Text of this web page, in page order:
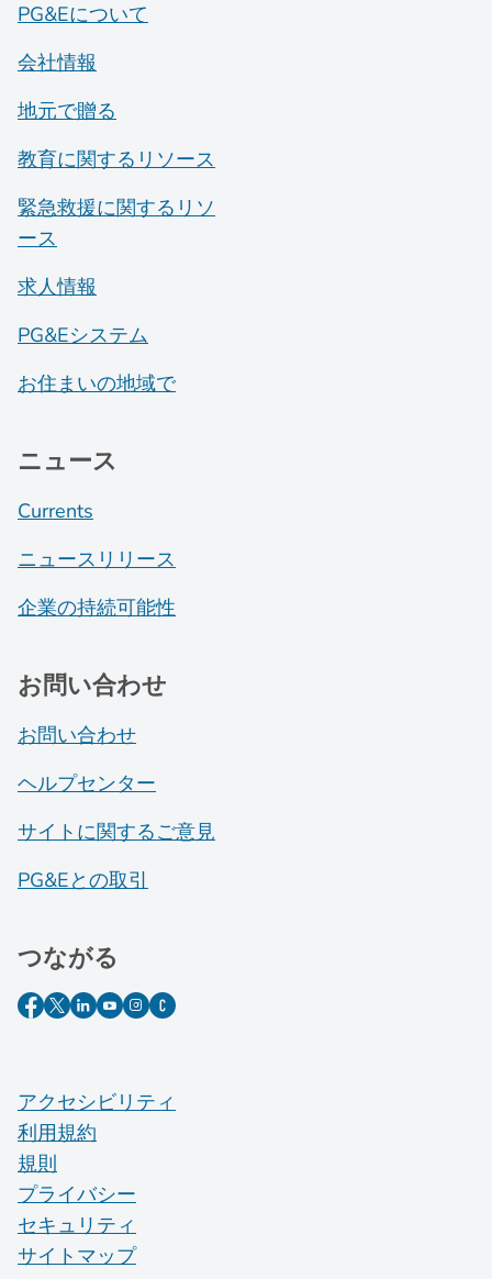
PG&Eについて
会社情報
地元で贈る
教育に関するリソース
緊急救援に関するリソ
ース
求人情報
PG&Eシステム
お住まいの地域で
ニュース
Currents
ニュースリリース
企業の持続可能性
お問い合わせ
お問い合わせ
ヘルプセンター
サイトに関するご意見
PG&Eとの取引
つながる
アクセシビリティ
利用規約
規則
プライバシー
セキュリティ
サイトマップ